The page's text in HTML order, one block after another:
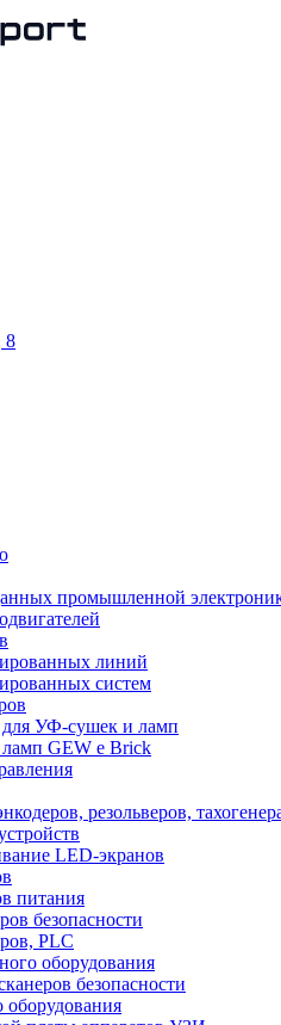
8
промышленной
линий
систем
для УФ-сушек и ламп
ламп GEW e Brick
резольверов,
LED-экранов
питания
безопасности
PLC
оборудования
безопасности
оборудования